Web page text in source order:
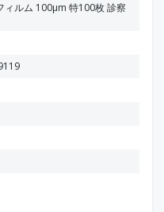
ィルム 100μm 特100枚 診察